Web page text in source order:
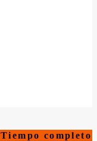
Tiempo completo